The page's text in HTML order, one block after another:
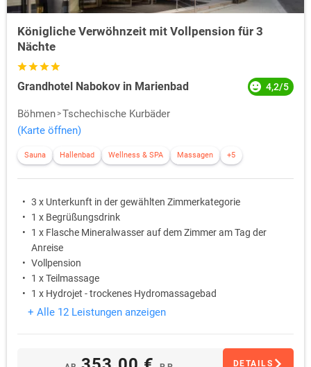
Königliche Verwöhnzeit mit Vollpension für 3
Nächte
Grandhotel Nabokov in Marienbad 4,2/5
Böhmen Tschechische Kurbäder
(Karte öffnen)
Sauna Hallenbad Wellness & SPA Massagen +5
3 x Unterkunft in der gewählten Zimmerkategorie
1 x Begrüßungsdrink
1 x Flasche Mineralwasser auf dem Zimmer am Tag der
Anreise
Vollpension
1 x Teilmassage
1 x Hydrojet - trockenes Hydromassagebad
+ Alle 12 Leistungen anzeigen
DETAILS